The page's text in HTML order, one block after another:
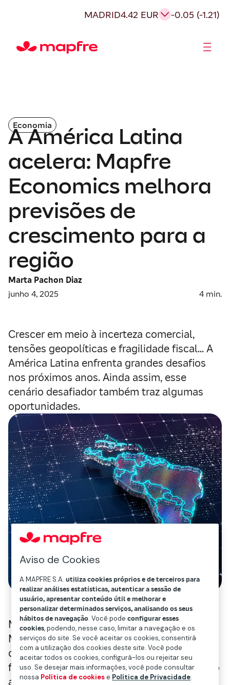
MADRID4.42 EUR -0.05 (-1.21)
Economia
A América Latina
acelera: Mapfre
Economics melhora
previsões de
crescimento para a
região
Marta Pachon Diaz
junho 4, 2025
4 min.
Crescer em meio à incerteza comercial,
tensões geopolíticas e fragilidade fiscal...A
América Latina enfrenta grandes desafios
nos próximos anos. Ainda assim, esse
cenário desafiadortambém traz algumas
oportunidades.
Mapfre Economics, o Serviço de Estudos da
Mapfre, elevou a projeção de crescimento
da região para 1,9% em 2025 e 2,1% em 2026,
frente aos 1,6% e 1,7% estimados no início do
ano, conforme destacado no relatório
Aviso de Cookies
A MAPFRE S.A.utiliza cookies próprios e de terceiros para
realizar análises estatísticas, autenticar a sessão de
usuário, apresentar conteúdo útil e melhorar e
personalizar determinados serviços, analisando os seus
hábitos de navegação. Você podeconfigurar esses
cookies, podendo, nesse caso, limitar a navegação e os
serviços do site. Se você aceitar os cookies, consentirá
com a utilização dos cookies deste site. Você pode
aceitar todos os cookies, configurá-los ou rejeitar seu
uso. Se desejar mais informações, você pode consultar
nossa Política de cookiese Política de Privacidade.